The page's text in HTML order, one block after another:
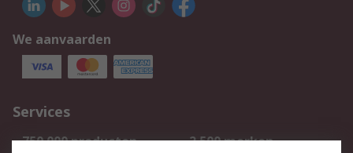
We aanvaarden
Services
750.000 producten
2.500 merken